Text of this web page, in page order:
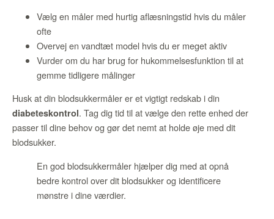
Vælg en måler med hurtig aflæsningstid hvis du måler
ofte
Overvej en vandtæt model hvis du er meget aktiv
Vurder om du har brug for hukommelsesfunktion til at
gemme tidligere målinger
Husk at din blodsukkermåler er et vigtigt redskab i din
diabeteskontrol. Tag dig tid til at vælge den rette enhed der
passer til dine behov og gør det nemt at holde øje med dit
blodsukker.
En god blodsukkermåler hjælper dig med at opnå
bedre kontrol over dit blodsukker og identificere
mønstre i dine værdier.